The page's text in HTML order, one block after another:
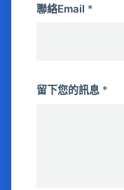
聯絡Email *
留下您的訊息 *